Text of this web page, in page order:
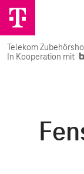
Telekom
In Kooperation mit